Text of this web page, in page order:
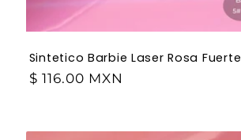
Sintetico Barbie Laser Rosa Fuerte
$ 116.00 MXN